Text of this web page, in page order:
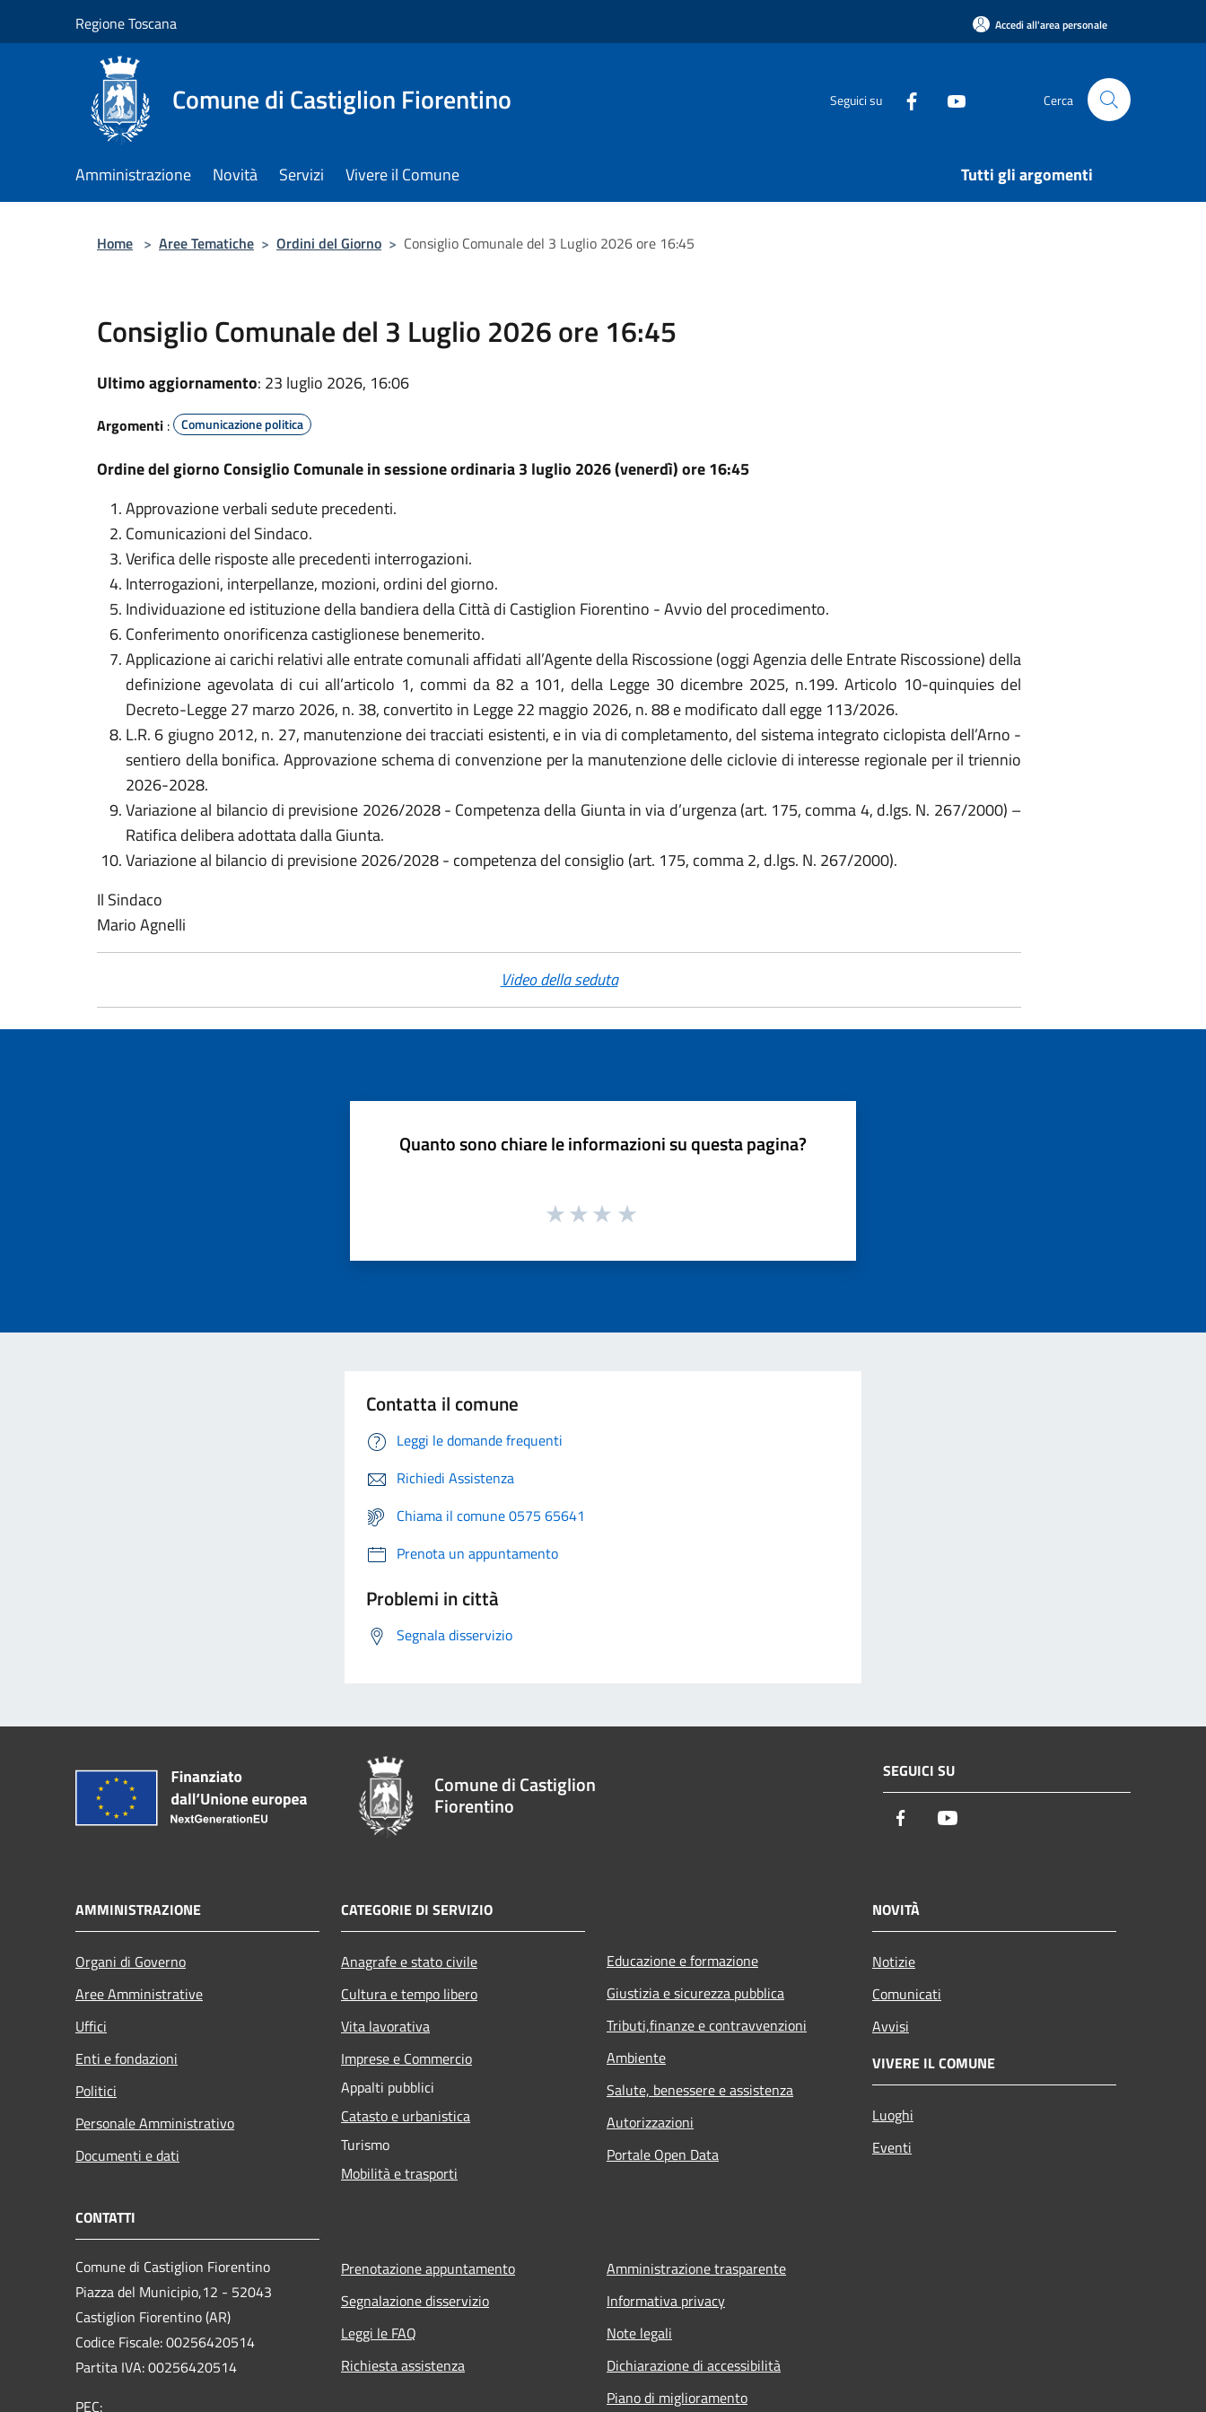
Regione Toscana Accedi all'area personale
Comune di Castiglion Fiorentino Seguici su Cerca
Amministrazione Novità Servizi Vivere il Comune Tutti gli argomenti
Home > Aree Tematiche > Ordini del Giorno > Consiglio Comunale del 3 Luglio 2026 ore 16:45
Consiglio Comunale del 3 Luglio 2026 ore 16:45
Ultimo aggiornamento: 23 luglio 2026, 16:06
Argomenti : Comunicazione politica
Ordine del giorno Consiglio Comunale in sessione ordinaria 3 luglio 2026 (venerdì) ore 16:45
Approvazione verbali sedute precedenti.
Comunicazioni del Sindaco.
Verifica delle risposte alle precedenti interrogazioni.
Interrogazioni, interpellanze, mozioni, ordini del giorno.
Individuazione ed istituzione della bandiera della Città di Castiglion Fiorentino - Avvio del procedimento.
Conferimento onorificenza castiglionese benemerito.
Applicazione ai carichi relativi alle entrate comunali affidati all’Agente della Riscossione (oggi Agenzia delle Entrate Riscossione) della
definizione agevolata di cui all’articolo 1, commi da 82 a 101, della Legge 30 dicembre 2025, n.199. Articolo 10-quinquies del
Decreto-Legge 27 marzo 2026, n. 38, convertito in Legge 22 maggio 2026, n. 88 e modificato dall egge 113/2026.
L.R. 6 giugno 2012, n. 27, manutenzione dei tracciati esistenti, e in via di completamento, del sistema integrato ciclopista dell’Arno -
sentiero della bonifica. Approvazione schema di convenzione per la manutenzione delle ciclovie di interesse regionale per il triennio
2026-2028.
Variazione al bilancio di previsione 2026/2028 - Competenza della Giunta in via d’urgenza (art. 175, comma 4, d.lgs. N. 267/2000) –
Ratifica delibera adottata dalla Giunta.
Variazione al bilancio di previsione 2026/2028 - competenza del consiglio (art. 175, comma 2, d.lgs. N. 267/2000).
Il Sindaco
Mario Agnelli
Video della seduta
Quanto sono chiare le informazioni su questa pagina?
Contatta il comune
Leggi le domande frequenti
Richiedi Assistenza
Chiama il comune 0575 65641
Prenota un appuntamento
Problemi in città
Segnala disservizio
Comune di Castiglion
Fiorentino
SEGUICI SU
Facebook
AMMINISTRAZIONE
Organi di Governo
Aree Amministrative
Uffici
Enti e fondazioni
Politici
Personale Amministrativo
Documenti e dati
CATEGORIE DI SERVIZIO
Anagrafe e stato civile
Cultura e tempo libero
Vita lavorativa
Imprese e Commercio
Appalti pubblici
Catasto e urbanistica
Turismo
Mobilità e trasporti
Educazione e formazione
Giustizia e sicurezza pubblica
Tributi,finanze e contravvenzioni
Ambiente
Salute, benessere e assistenza
Autorizzazioni
Portale Open Data
NOVITÀ
Notizie
Comunicati
Avvisi
VIVERE IL COMUNE
Luoghi
Eventi
CONTATTI
Comune di Castiglion Fiorentino
Piazza del Municipio,12 - 52043
Castiglion Fiorentino (AR)
Codice Fiscale: 00256420514
Partita IVA: 00256420514
PEC:
Prenotazione appuntamento
Segnalazione disservizio
Leggi le FAQ
Richiesta assistenza
Amministrazione trasparente
Informativa privacy
Note legali
Dichiarazione di accessibilità
Piano di miglioramento